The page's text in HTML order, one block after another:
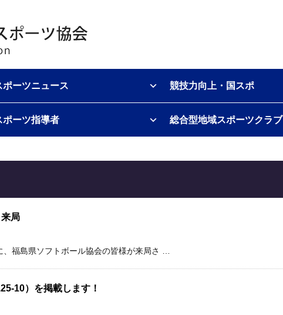
ポーツニュース 競技力向上・国スポ
ポーツ指導者 総合型地域スポーツクラブ
局
、福島県ソフトボール協会の皆様が来局さ …
10）を掲載します！